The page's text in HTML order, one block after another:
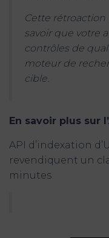
Cette
savoir que votre
contrôles de
moteur de
cible.
En savoir plus sur
API d’indexation
revendiquent un
minutes